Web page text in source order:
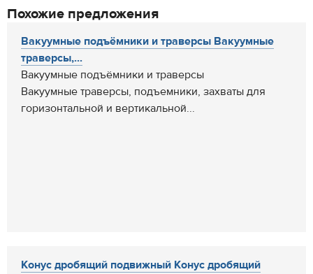
Похожие предложения
Вакуумные подъёмники и траверсы Вакуумные
траверсы,...
Вакуумные подъёмники и траверсы
Вакуумные траверсы, подъемники, захваты для
горизонтальной и вертикальной...
Конус дробящий подвижный Конус дробящий